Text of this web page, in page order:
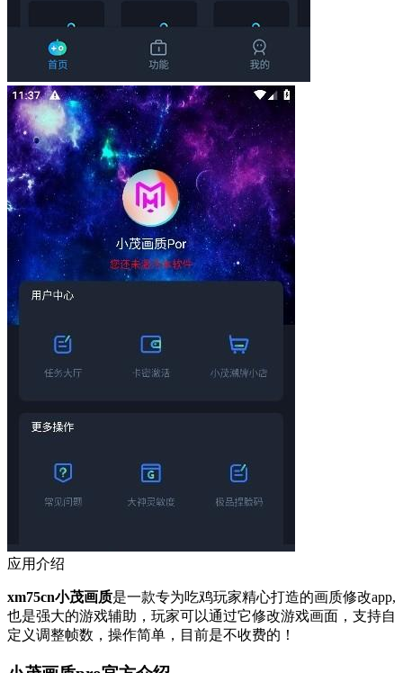
应用介绍
xm75cn小茂画质是一款专为吃鸡玩家精心打造的画质修改app,
也是强大的游戏辅助，玩家可以通过它修改游戏画面，支持自
定义调整帧数，操作简单，目前是不收费的！